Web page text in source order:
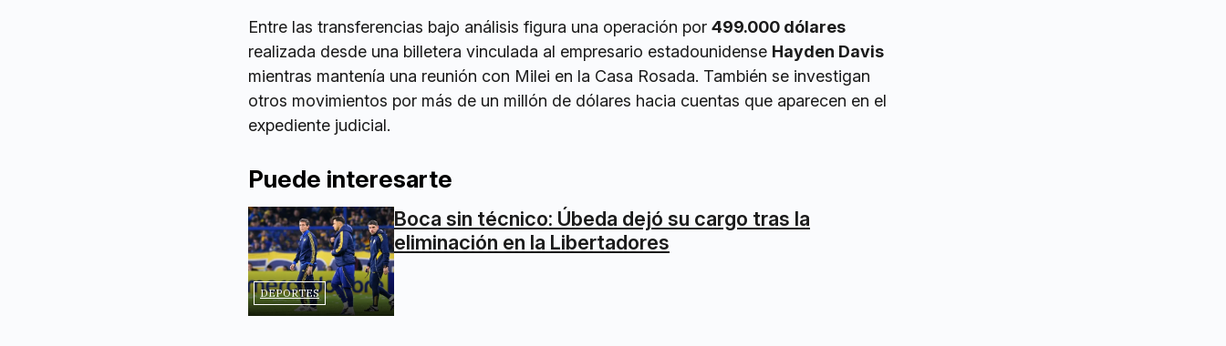
Entre las transferencias bajo análisis figura una operación por 499.000 dólares
realizada desde una billetera vinculada al empresario estadounidense Hayden Davis
mientras mantenía una reunión con Milei en la Casa Rosada. También se investigan
otros movimientos por más de un millón de dólares hacia cuentas que aparecen en el
expediente judicial.
Puede interesarte
DEPORTES
Boca sin técnico: Úbeda dejó su cargo tras la
eliminación en la Libertadores